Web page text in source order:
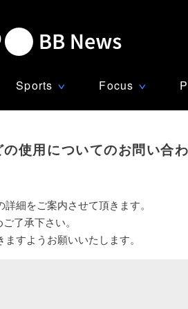
Sports ∨ Focus ∨
使用についてのお問い合
細をご案内させて頂きます。
了承下さい。
すようお願いいたします。